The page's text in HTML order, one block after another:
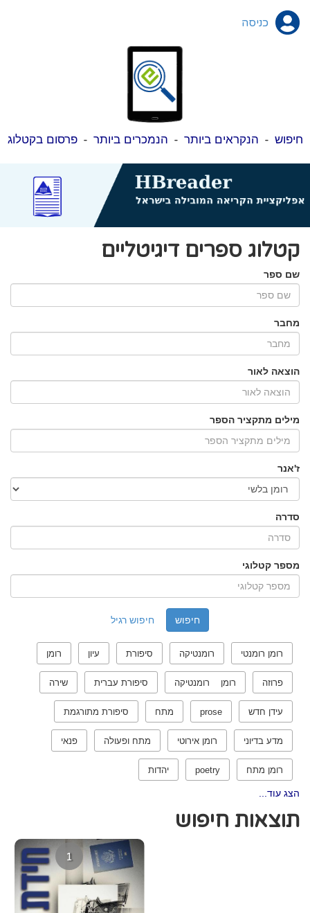
כניסה
חיפוש - הנקראים ביותר - הנמכרים ביותר -פרסום בקטלוג
קטלוג ספרים דיגיטליים
שם ספר
מחבר
הוצאה לאור
מילים מתקציר הספר
ז'אנר
סדרה
מספר קטלוגי
חיפוש רגיל
רומן רומנטי רומנטיקה סיפורת עיון רומן
פרוזה רומן רומנטיקה סיפורת עברית שירה
עידן חדש prose מתח סיפורת מתורגמת
מדע בדיוני רומן אירוטי מתח ופעולה פנאי
רומן מתח poetry יהדות
הצג עוד...
תוצאות חיפוש
1